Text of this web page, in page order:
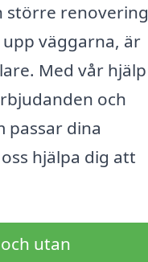
större renovering
väggarna, är
Med vår hjälp
och
passar dina
hjälpa dig att
utan